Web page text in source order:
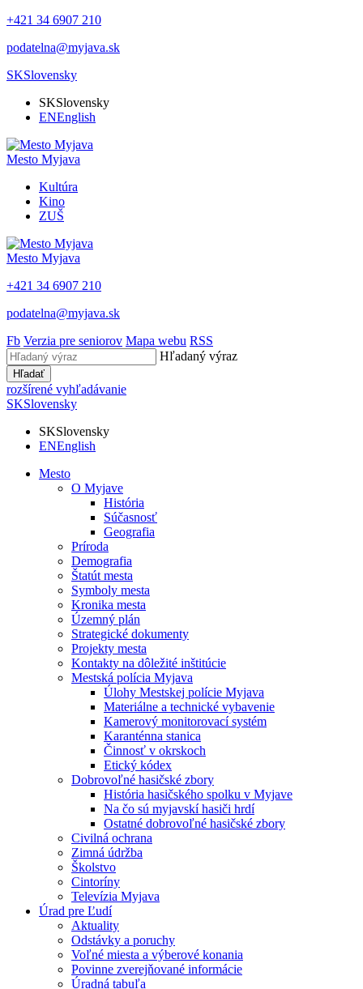
+421 34 6907 210
podatelna@myjava.sk
SKSlovensky
SKSlovensky
ENEnglish
Mesto Myjava
Kultúra
Kino
ZUŠ
Mesto Myjava
+421 34 6907 210
podatelna@myjava.sk
Fb Verzia pre seniorov Mapa webu RSS
Hľadaný výraz
Hľadať
rozšírené vyhľadávanie
SKSlovensky
SKSlovensky
ENEnglish
Mesto
O Myjave
História
Súčasnosť
Geografia
Príroda
Demografia
Štatút mesta
Symboly mesta
Kronika mesta
Územný plán
Strategické dokumenty
Projekty mesta
Kontakty na dôležité inštitúcie
Mestská polícia Myjava
Úlohy Mestskej polície Myjava
Materiálne a technické vybavenie
Kamerový monitorovací systém
Karanténna stanica
Činnosť v okrskoch
Etický kódex
Dobrovoľné hasičské zbory
História hasičského spolku v Myjave
Na čo sú myjavskí hasiči hrdí
Ostatné dobrovoľné hasičské zbory
Civilná ochrana
Zimná údržba
Školstvo
Cintoríny
Televízia Myjava
Úrad pre Ľudí
Aktuality
Odstávky a poruchy
Voľné miesta a výberové konania
Povinne zverejňované informácie
Úradná tabuľa